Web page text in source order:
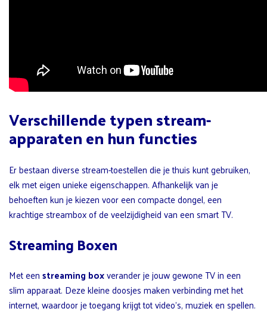
Verschillende typen stream-
apparaten en hun functies
Er bestaan diverse stream-toestellen die je thuis kunt gebruiken,
elk met eigen unieke eigenschappen. Afhankelijk van je
behoeften kun je kiezen voor een compacte dongel, een
krachtige streambox of de veelzijdigheid van een smart TV.
Streaming Boxen
Met eenstreaming boxverander je jouw gewone TV in een
slim apparaat. Deze kleine doosjes maken verbinding met het
internet, waardoor je toegang krijgt tot video’s, muziek en spellen.